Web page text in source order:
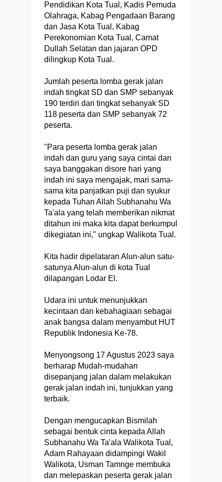
Pendidikan Kota Tual, Kadis Pemuda
Olahraga, Kabag Pengadaan Barang
dan Jasa Kota Tual, Kabag
Perekonomian Kota Tual, Camat
Dullah Selatan dan jajaran OPD
dilingkup Kota Tual.
Jumlah peserta lomba gerak jalan
indah tingkat SD dan SMP sebanyak
190 terdiri dari tingkat sebanyak SD
118 peserta dan SMP sebanyak 72
peserta.
"Para peserta lomba gerak jalan
indah dan guru yang saya cintai dan
saya banggakan disore hari yang
indah ini saya mengajak, mari sama-
sama kita panjatkan puji dan syukur
kepada Tuhan Allah Subhanahu Wa
Ta'ala yang telah memberikan nikmat
ditahun ini maka kita dapat berkumpul
dikegiatan ini," ungkap Walikota Tual.
Kita hadir dipelataran Alun-alun satu-
satunya Alun-alun di kota Tual
dilapangan Lodar El.
Udara ini untuk menunjukkan
kecintaan dan kebahagiaan sebagai
anak bangsa dalam menyambut HUT
Republik Indonesia Ke-78.
Menyongsong 17 Agustus 2023 saya
berharap Mudah-mudahan
disepanjang jalan dalam melakukan
gerak jalan indah ini, tunjukkan yang
terbaik.
Dengan mengucapkan Bismilah
sebagai bentuk cinta kepada Allah
Subhanahu Wa Ta'ala Walikota Tual,
Adam Rahayaan didampingi Wakil
Walikota, Usman Tamnge membuka
dan melepaskan peserta gerak jalan